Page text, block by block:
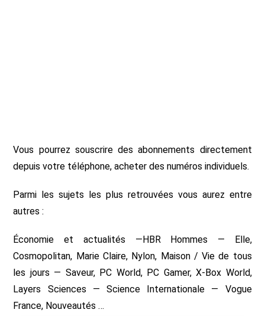
Vous pourrez souscrire des abonnements directement
depuis votre téléphone, acheter des numéros individuels.
Parmi les sujets les plus retrouvées vous aurez entre
autres :
Économie et actualités —HBR Hommes — Elle,
Cosmopolitan, Marie Claire, Nylon, Maison / Vie de tous
les jours — Saveur, PC World, PC Gamer, X-Box World,
Layers Sciences — Science Internationale — Vogue
France, Nouveautés …